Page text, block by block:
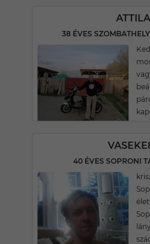
ATTILA
38 ÉVES
40 ÉVES SOPRONI